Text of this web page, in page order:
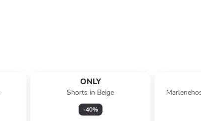
ONLY
Shorts in Beige
-40%